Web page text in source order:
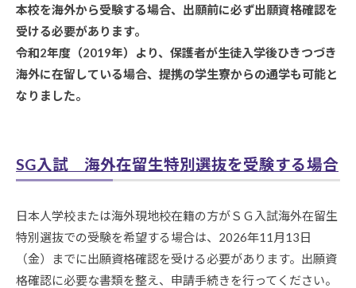
海
外
在
留
外
国
人
生
徒
本校を海外から受験する場合、出願前に必ず出願資格確認を
受ける必要があります。
令和2年度（2019年）より、保護者が生徒入学後ひきつづき
海外に在留している場合、提携の学生寮からの通学も可能と
なりました。
SG入試 海外在留生特別選抜を受験する場合
日本人学校または海外現地校在籍の方がＳＧ入試海外在留生
特別選抜での受験を希望する場合は、2026年11月13日
（金）までに出願資格確認を受ける必要があります。出願資
格確認に必要な書類を整え、申請手続きを行ってください。